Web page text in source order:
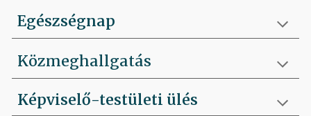
Egészségnap
Közmeghallgatás
Képviselő-testületi ülés